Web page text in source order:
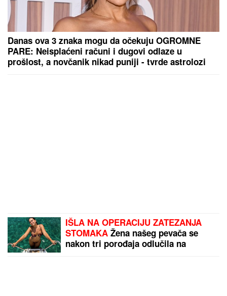
Danas ova 3 znaka mogu da očekuju OGROMNE
PARE: Neisplaćeni računi i dugovi odlaze u
prošlost, a novčanik nikad puniji - tvrde astrolozi
IŠLA NA OPERACIJU ZATEZANJA
STOMAKA Žena našeg pevača se
nakon tri porođaja odlučila na